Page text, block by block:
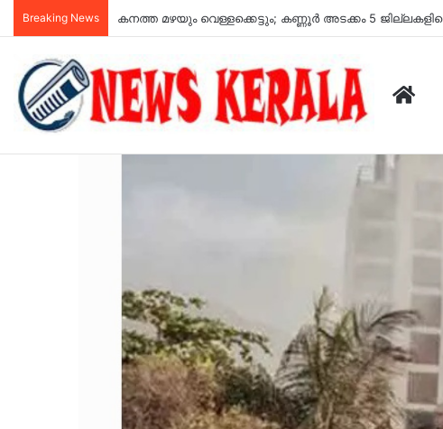
Breaking News യുപിഐ പേയ്മെന്‍റുകൾ സൗജന്യമായി തുടരും;